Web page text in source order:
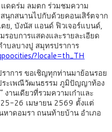
ดดร่ม ลมตก ร่วมชมความ
นุกสนานไปกับด้วยคอนเสิร์ตจาก
ย, บังนัส แอนด์ ฟิวเจอร์แบนด์,
อบการแสดงและรายละเอียด
ำบลบางปู สมุทรปราการ
?locale=th_TH
าการ ขอเชิญทุกท่านมาย้อนรอย
ระเพณีวัฒนธรรม ภูมิปัญญาท้อง
งานเดียวที่รวมความเก๋าและ
25-26 เมษายน 2569 ตั้งแต่
หาดอมรา ถนนท้ายบ้าน อำเภอ